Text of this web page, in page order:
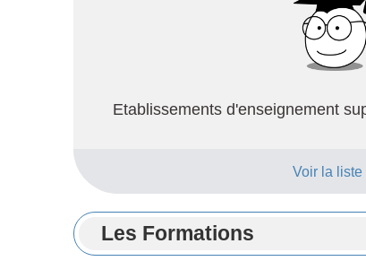
Etablissements d'enseignement
Voir la liste
Les Formations